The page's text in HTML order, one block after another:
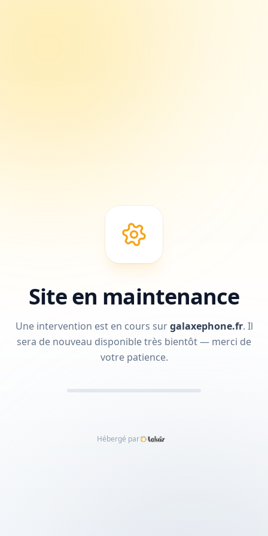
Site en maintenance
Une intervention est en cours surgalaxephone.fr. Il
sera de nouveau disponible très bientôt — merci de
votre patience.
Hébergé par